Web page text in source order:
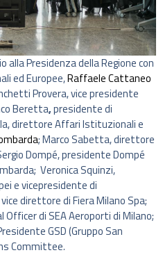
Presidenza della Regione con
ed Europee,Raffaele Cattaneo
Provera, vice presidente
Beretta,presidente di
direttore Affari Istituzionali e
; Marco Sabetta, direttore
Dompé, presidente Dompé
Veronica Squinzi,
e vicepresidente di
direttore di Fiera Milano Spa;
di SEA Aeroporti di Milano;
GSD (Gruppo San
Committee.